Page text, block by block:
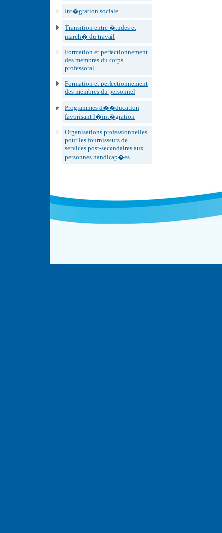
Int�gration sociale
Transition entre �tudes et
march� du travail
Formation et perfectionnement
des membres du corps
professoral
Formation et perfectionnement
des membres du personnel
Programmes d��ducation
favorisant l�int�gration
Organisations professionnelles
pour les fournisseurs de
services post-secondaires aux
personnes handicap�es